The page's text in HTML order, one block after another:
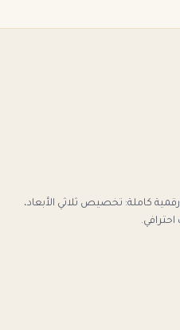
كاملة: تخصيص ثلاثي الأبعاد،